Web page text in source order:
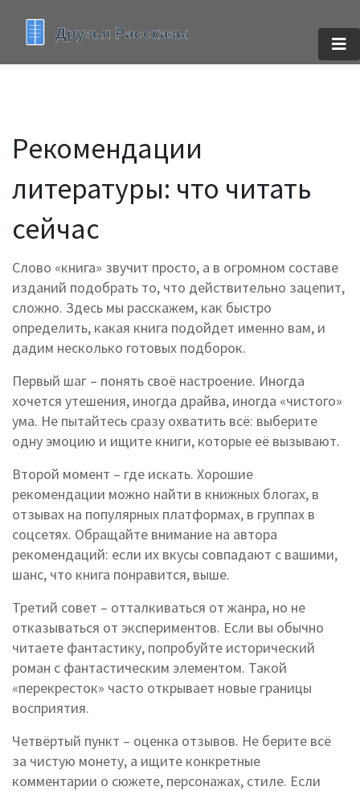
Рекомендации
литературы: что читать
сейчас
Слово «книга» звучит просто, а в огромном составе
изданий подобрать то, что действительно зацепит,
сложно. Здесь мы расскажем, как быстро
определить, какая книга подойдет именно вам, и
дадим несколько готовых подборок.
Первый шаг – понять своё настроение. Иногда
хочется утешения, иногда драйва, иногда «чистого»
ума. Не пытайтесь сразу охватить всё: выберите
одну эмоцию и ищите книги, которые её вызывают.
Второй момент – где искать. Хорошие
рекомендации можно найти в книжных блогах, в
отзывах на популярных платформах, в группах в
соцсетях. Обращайте внимание на автора
рекомендаций: если их вкусы совпадают с вашими,
шанс, что книга понравится, выше.
Третий совет – отталкиваться от жанра, но не
отказываться от экспериментов. Если вы обычно
читаете фантастику, попробуйте исторический
роман с фантастическим элементом. Такой
«перекресток» часто открывает новые границы
восприятия.
Четвёртый пункт – оценка отзывов. Не берите всё
за чистую монету, а ищите конкретные
комментарии о сюжете, персонажах, стиле. Если